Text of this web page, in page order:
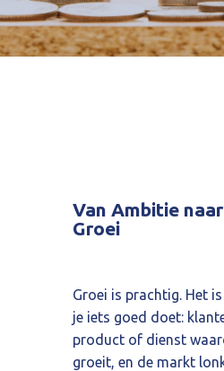
Van Ambitie
Groei
Groei is prachtig. Het
je iets goed doet:
product of dienst
groeit, en de markt